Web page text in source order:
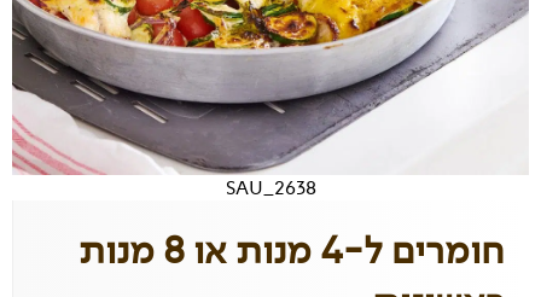
SAU_2638
חומרים ל-4 מנות או 8 מנות